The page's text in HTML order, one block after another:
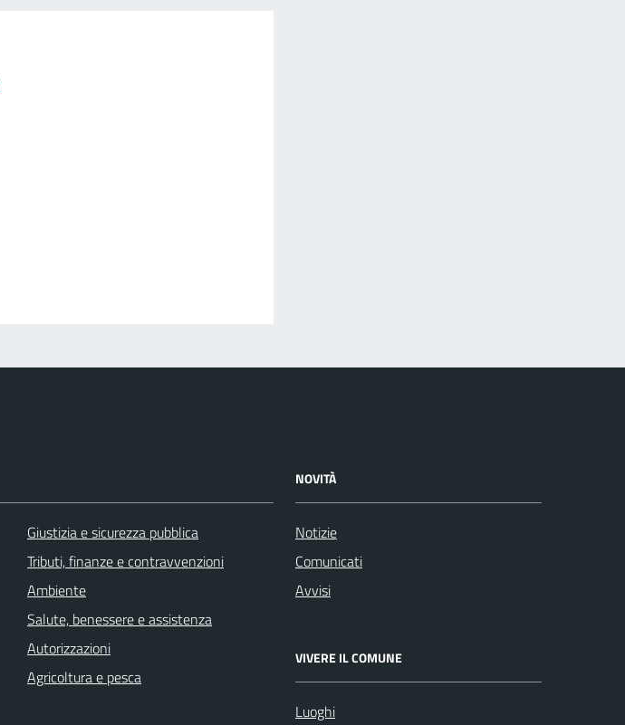
Giustizia e sicurezza pubblica
Tributi, finanze e contravvenzioni
Ambiente
Salute, benessere e assistenza
Autorizzazioni
Agricoltura e pesca
NOVITÀ
Notizie
Comunicati
Avvisi
VIVERE IL COMUNE
Luoghi